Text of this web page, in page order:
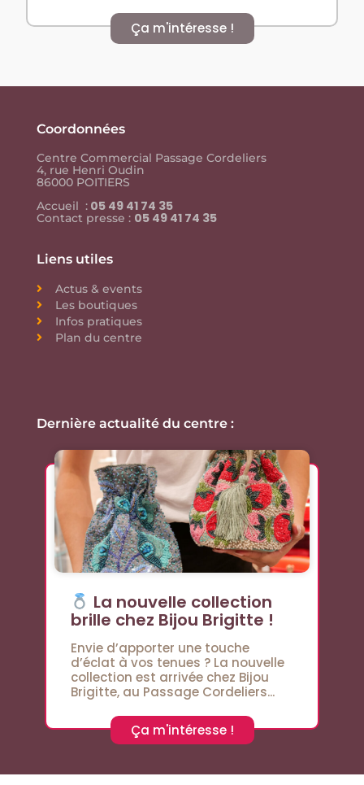
Ça m'intéresse !
Coordonnées
Centre Commercial Passage Cordeliers
4, rue Henri Oudin
86000 POITIERS
Accueil : 05 49 41 74 35
Contact presse : 05 49 41 74 35
Liens utiles
Actus & events
Les boutiques
Infos pratiques
Plan du centre
Dernière actualité du centre :
La nouvelle collection
brille chez Bijou Brigitte !
Envie d’apporter une touche
d’éclat à vos tenues ? La nouvelle
collection est arrivée chez Bijou
Brigitte, au Passage Cordeliers...
Ça m'intéresse !